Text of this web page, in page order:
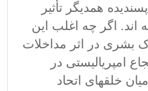
همدیگر تأثیر
اند. اگر چه اغلب این
بشری در اثر مداخلات
امپریالیستی در
خلقهای اتحاد